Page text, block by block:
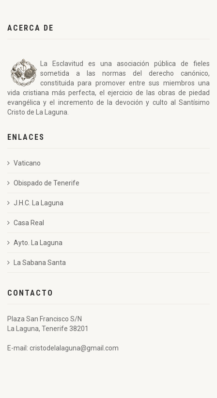
ACERCA DE
La Esclavitud es una asociación pública de fieles
sometida a las normas del derecho canónico,
constituida para promover entre sus miembros una
vida cristiana más perfecta, el ejercicio de las obras de piedad
evangélica y el incremento de la devoción y culto al Santísimo
Cristo de La Laguna.
ENLACES
Vaticano
Obispado de Tenerife
J.H.C. La Laguna
Casa Real
Ayto. La Laguna
La Sabana Santa
CONTACTO
Plaza San Francisco S/N
La Laguna, Tenerife 38201
E-mail: cristodelalaguna@gmail.com